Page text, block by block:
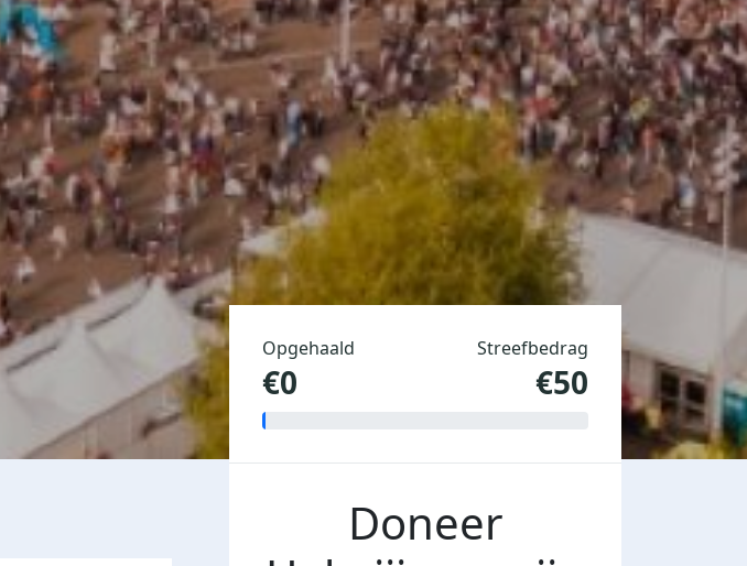
Opgehaald
€0
Streefbedrag
€50
Doneer